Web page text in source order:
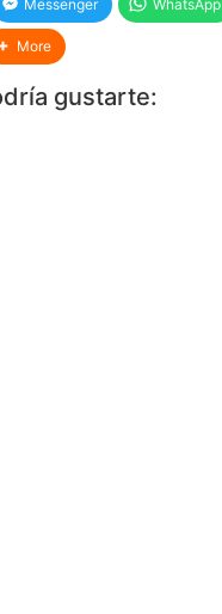
Messenger WhatsApp
More
gustarte: